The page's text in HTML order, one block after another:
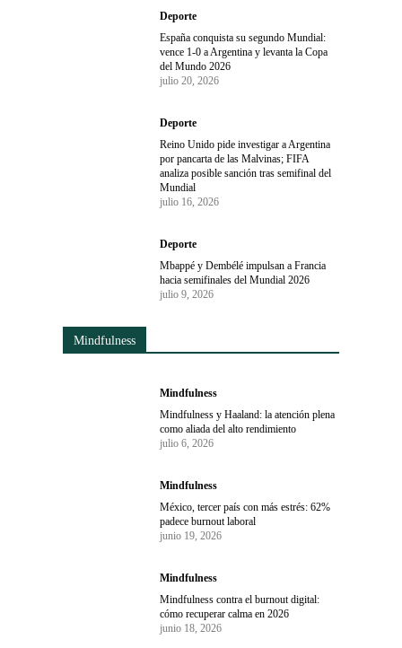
Deporte
España conquista su segundo Mundial:
vence 1-0 a Argentina y levanta la Copa
del Mundo 2026
julio 20, 2026
Deporte
Reino Unido pide investigar a Argentina
por pancarta de las Malvinas; FIFA
analiza posible sanción tras semifinal del
Mundial
julio 16, 2026
Deporte
Mbappé y Dembélé impulsan a Francia
hacia semifinales del Mundial 2026
julio 9, 2026
Mindfulness
Mindfulness
Mindfulness y Haaland: la atención plena
como aliada del alto rendimiento
julio 6, 2026
Mindfulness
México, tercer país con más estrés: 62%
padece burnout laboral
junio 19, 2026
Mindfulness
Mindfulness contra el burnout digital:
cómo recuperar calma en 2026
junio 18, 2026